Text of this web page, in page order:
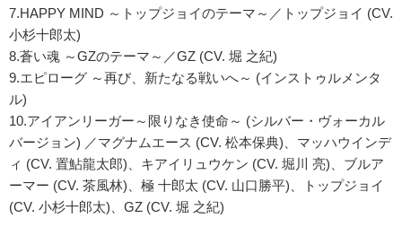
7.HAPPY MIND ～トップジョイのテーマ～／トップジョイ (CV.
小杉十郎太)
8.蒼い魂 ～GZのテーマ～／GZ (CV. 堀 之紀)
9.エピローグ ～再び、新たなる戦いへ～ (インストゥルメンタ
ル)
10.アイアンリーガー～限りなき使命～ (シルバー・ヴォーカル
バージョン) ／マグナムエース (CV. 松本保典)、マッハウインデ
ィ (CV. 置鮎龍太郎)、キアイリュウケン (CV. 堀川 亮)、ブルア
ーマー (CV. 茶風林)、極 十郎太 (CV. 山口勝平)、トップジョイ
(CV. 小杉十郎太)、GZ (CV. 堀 之紀)